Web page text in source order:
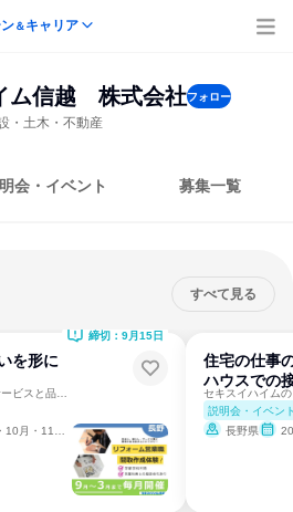
＆キャリア
ム信越 株式会社フォロー
・土木・不動産
会・イベント 募集一覧
すべて見る
を形に
11月・12月
締切：9月15日
住宅の仕事
ハウスでの
説明会・イベン
長野県